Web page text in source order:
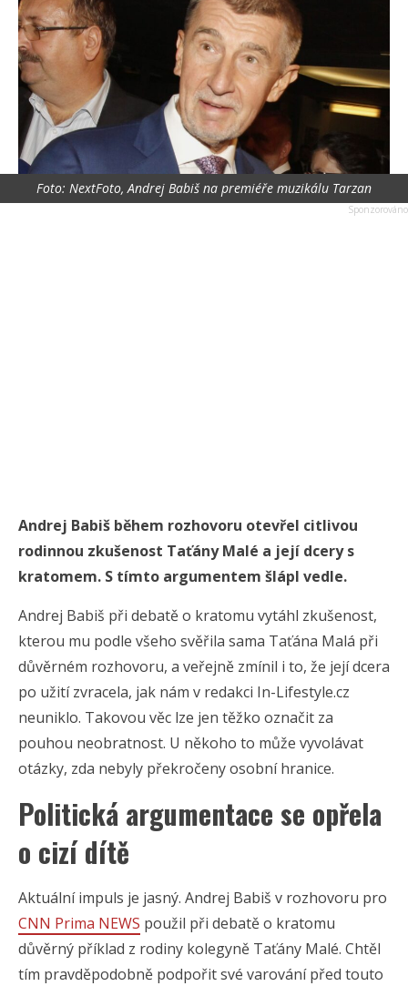
Foto: NextFoto, Andrej Babiš na premiéře muzikálu Tarzan
Andrej Babiš během rozhovoru otevřel citlivou
rodinnou zkušenost Taťány Malé a její dcery s
kratomem. S tímto argumentem šlápl vedle.
Andrej Babiš při debatě o kratomu vytáhl zkušenost,
kterou mu podle všeho svěřila sama Taťána Malá při
důvěrném rozhovoru, a veřejně zmínil i to, že její dcera
po užití zvracela, jak nám v redakci In-Lifestyle.cz
neuniklo. Takovou věc lze jen těžko označit za
pouhou neobratnost. U někoho to může vyvolávat
otázky, zda nebyly překročeny osobní hranice.
Politická argumentace se opřela
o cizí dítě
Aktuální impuls je jasný. Andrej Babiš v rozhovoru pro
CNN Prima NEWS použil při debatě o kratomu
důvěrný příklad z rodiny kolegyně Taťány Malé. Chtěl
tím pravděpodobně podpořit své varování před touto